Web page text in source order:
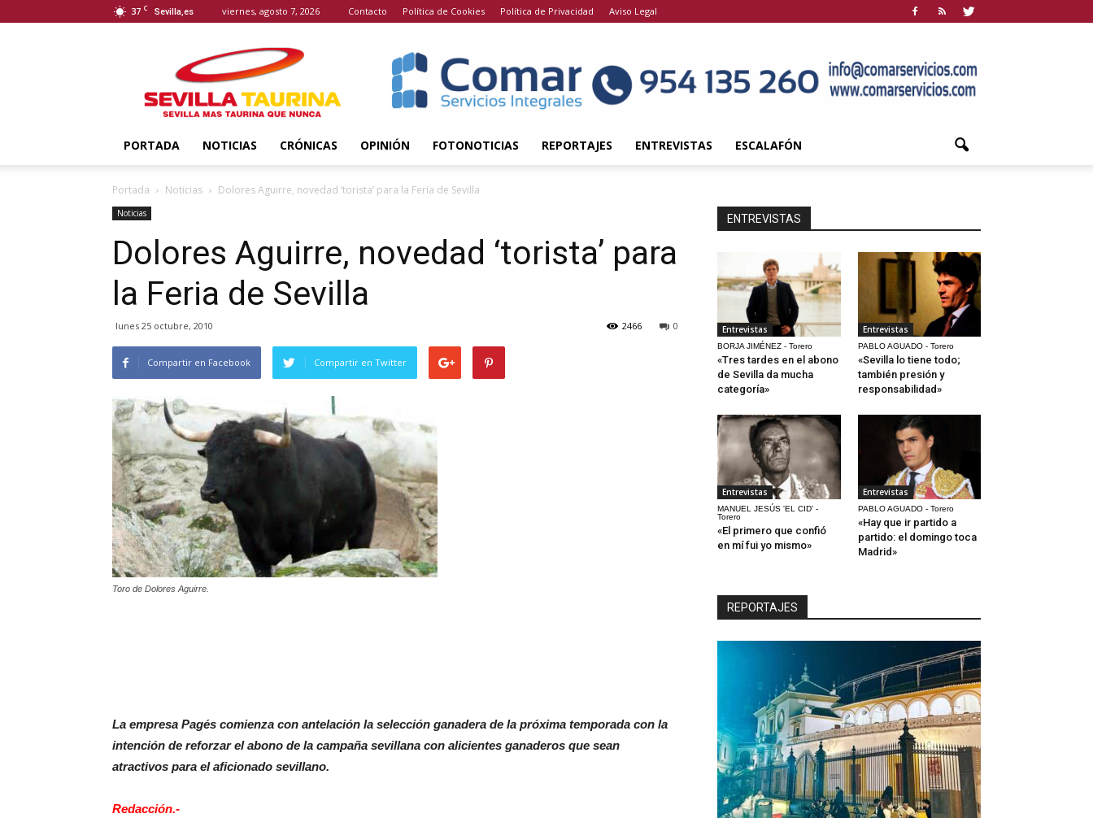
37 C Sevilla,es viernes, agosto 7, 2026 Contacto Política de Cookies Política de Privacidad Aviso Legal
Taurina
PORTADA NOTICIAS CRÓNICAS OPINIÓN FOTONOTICIAS REPORTAJES ENTREVISTAS ESCALAFÓN
Portada Noticias Dolores Aguirre, novedad ‘torista’ para la Feria de Sevilla
Noticias
Dolores Aguirre, novedad ‘torista’ para
la Feria de Sevilla
lunes 25 octubre, 2010 0
2466
Compartir en Facebook Compartir en Twitter
Toro de Dolores Aguirre.
La empresa Pagés comienza con antelación la selección ganadera de la próxima temporada con la
intención de reforzar el abono de la campaña sevillana con alicientes ganaderos que sean
atractivos para el aficionado sevillano.
Redacción.-
ENTREVISTAS
Entrevistas
BORJA JIMÉNEZ - Torero
«Tres tardes en el abono
de Sevilla da mucha
categoría»
Entrevistas
PABLO AGUADO - Torero
«Sevilla lo tiene todo;
también presión y
responsabilidad»
Entrevistas
MANUEL JESÚS 'EL CID' -
Torero
«El primero que confió
en mí fui yo mismo»
Entrevistas
PABLO AGUADO - Torero
«Hay que ir partido a
partido: el domingo toca
Madrid»
REPORTAJES